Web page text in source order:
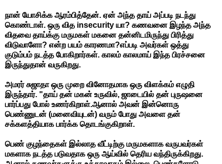
நான் யோசிக்க ஆரம்பித்தேன். ஏன் அந்த தாய் அப்படி நடந்து
கொண்டாள். ஒரு வித insecurity யா? கணவனை இழந்த அந்த
விதவை தாய்க்கு மருமகள் மகனை தன்னிடமிருந்து பிரித்து
விடுவாளோ? என்ற பயம் காரணமா?எப்படி அவர்கள் ஒத்து
குடும்பம் நடத்த போகிறார்கள். காலம் காலமாய் இந்த பிரச்சனை
இருந்துதான் வருகிறது.
அமரர் சுஜாதா ஒரு முறை வினோதமாக ஒரு விளக்கம் எழுதி
இருந்தார். "தாய் தன் மகன் உருவில், ஜாடையில் தன் புருஷனை
பார்ப்பது போல் உணர்கிறாள்.ஆனால் அவன் இன்னொரு
பெண்ணுடன் (மனைவியுடன்) வரும் போது அவளை தன்
சக்களத்தியாக பார்க்க தொடங்குகிறாள்.
பெண் குழந்தைகள் இல்லாத வீட்டிற்கு மருமகளாக வருபவர்கள்
மகளாக நடத்த படுவதாக ஒரு ஆய்வில் தெரிய வந்திருக்கிறது.